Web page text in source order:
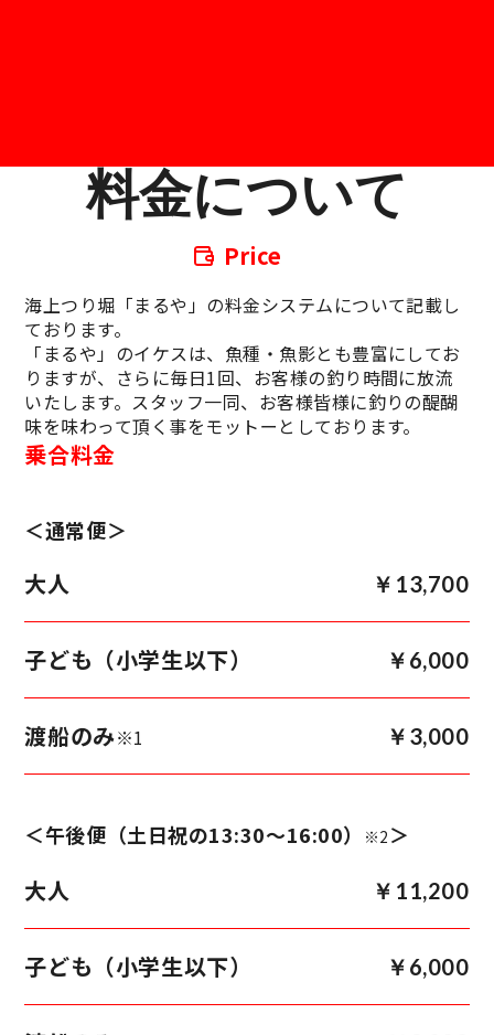
料金について
Price
海上つり堀「まるや」の料金システムについて記載し
ております。
「まるや」のイケスは、魚種・魚影とも豊富にしてお
りますが、さらに毎日1回、お客様の釣り時間に放流
いたします。スタッフ一同、お客様皆様に釣りの醍醐
味を味わって頂く事をモットーとしております。
乗合料金
＜通常便＞
大人 ￥13,700
子ども（小学生以下） ￥6,000
渡船のみ※1 ￥3,000
＜午後便（土日祝の13:30〜16:00） ※2 ＞
大人 ￥11,200
子ども（小学生以下） ￥6,000